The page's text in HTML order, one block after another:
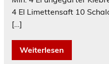
4 El Limettensaft 10
[…]
Weiterlesen